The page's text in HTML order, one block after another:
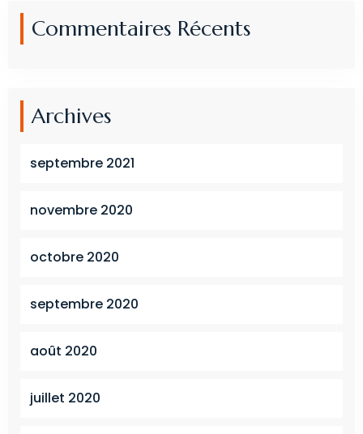
Commentaires Récents
Archives
septembre 2021
novembre 2020
octobre 2020
septembre 2020
août 2020
juillet 2020